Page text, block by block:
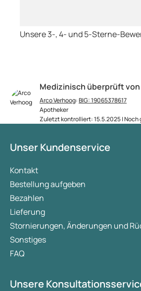
Medizinisch überprüft von
Arco Verhoog:BIG: 19065378617
Apotheker
Zuletzt kontrolliert: 15.5.2025 | Noch
Unsere 3-, 4- und 5-Sterne-
Unser Kundenservice
Kontakt
Bestellung aufgeben
Bezahlen
Lieferung
Stornierungen, Änderungen und
Sonstiges
FAQ
Unsere